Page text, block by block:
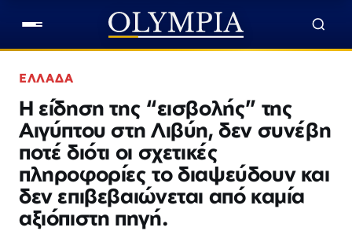
ΕΛΛΑΔΑ
Η είδηση της “εισβολής” της
Αιγύπτου στη Λιβύη, δεν συνέβη
ποτέ διότι οι σχετικές
πληροφορίες το διαψεύδουν και
δεν επιβεβαιώνεται από καμία
αξιόπιστη πηγή.